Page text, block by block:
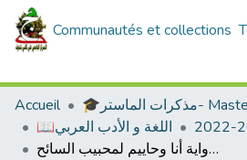
Communautés et collections
Accueil
📖اللغة و الأدب العربي
صورة اليهودي في رواية أنا وحاييم لمحبيب السائح